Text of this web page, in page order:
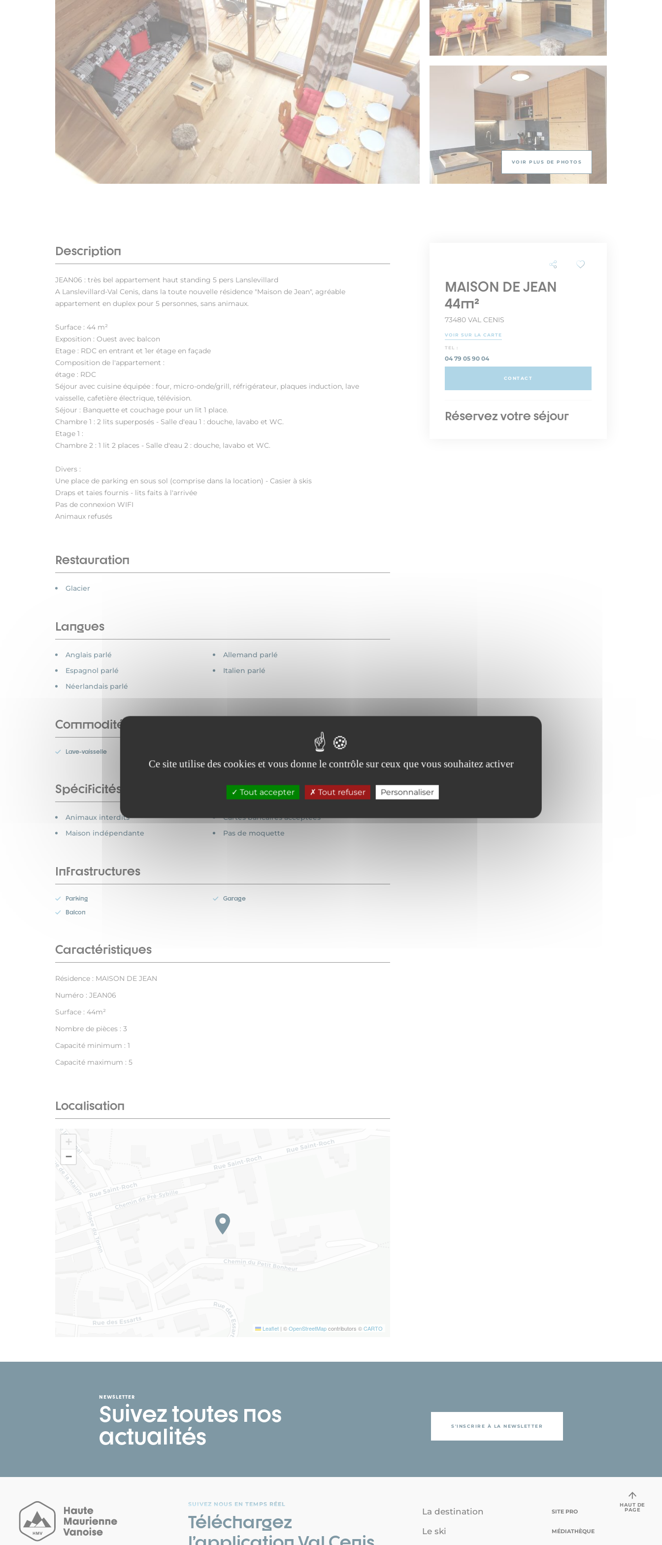
Ce site utilise des cookies et vous donne le contrôle sur ceux que vous souhaitez activer
Tout accepter Tout refuser Personnaliser
VOIR PLUS DE PHOTOS
Description
JEAN06 : très bel appartement haut standing 5 pers Lanslevillard
A Lanslevillard-Val Cenis, dans la toute nouvelle résidence "Maison de Jean", agréable
appartement en duplex pour 5 personnes, sans animaux.
Surface : 44 m²
Exposition : Ouest avec balcon
Etage : RDC en entrant et 1er étage en façade
Composition de l'appartement :
étage : RDC
Séjour avec cuisine équipée : four, micro-onde/grill, réfrigérateur, plaques induction, lave
vaisselle, cafetière électrique, télévision.
Séjour : Banquette et couchage pour un lit 1 place.
Chambre 1 : 2 lits superposés - Salle d'eau 1 : douche, lavabo et WC.
Etage 1 :
Chambre 2 : 1 lit 2 places - Salle d'eau 2 : douche, lavabo et WC.
Divers :
Une place de parking en sous sol (comprise dans la location) - Casier à skis
Draps et taies fournis - lits faits à l'arrivée
Pas de connexion WIFI
Animaux refusés
Restauration
Glacier
Langues
Anglais parlé
Allemand parlé
Espagnol parlé
Italien parlé
Néerlandais parlé
Commodités
Lave-vaisselle
Spécificités
Animaux interdits
Cartes bancaires acceptées
Maison indépendante
Pas de moquette
Infrastructures
Parking
Garage
Balcon
Caractéristiques
Résidence : MAISON DE JEAN
Numéro : JEAN06
Surface : 44m²
Nombre de pièces : 3
Capacité minimum : 1
Capacité maximum : 5
Localisation
+
−
Leaflet | ©OpenStreetMapcontributors ©CARTO
MAISON DE JEAN
44m²
73480 VAL CENIS
VOIR SUR LA CARTE
TEL :
04 79 05 90 04
CONTACT
Réservez votre séjour
NEWSLETTER
Suivez toutes nos
actualités
S'INSCRIRE À LA NEWSLETTER
SUIVEZ NOUS EN TEMPS RÉEL
Téléchargez
La destination
Le ski
SITE PRO
MÉDIATHÈQUE
HAUT DE
PAGE